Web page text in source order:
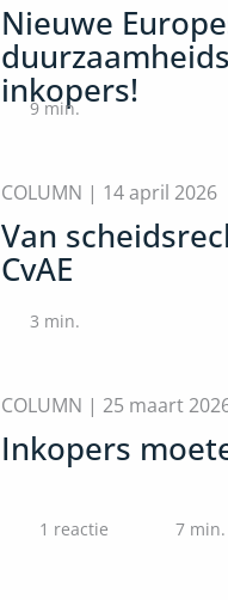
Nieuwe
inkopers!
9min.
COLUMN | 14 april 2026
Van
CvAE
3 min.
COLUMN | 25 maart
Inkopers
1 reactie 7min.